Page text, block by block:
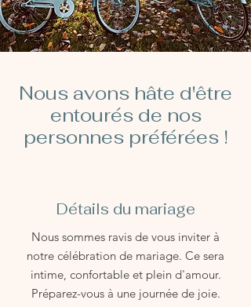
Nous avons hâte d'être
entourés de nos
personnes préférées !
Détails du mariage
Nous sommes ravis de vous inviter à
notre célébration de mariage. Ce sera
intime, confortable et plein d'amour.
Préparez-vous à une journée de joie.